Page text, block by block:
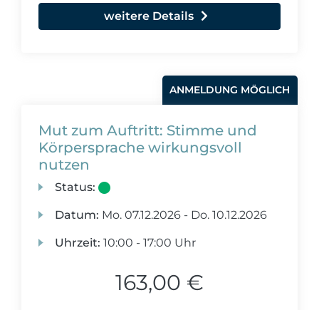
weitere Details
ANMELDUNG MÖGLICH
Mut zum Auftritt: Stimme und
Körpersprache wirkungsvoll
nutzen
Status:
Datum: Mo. 07.12.2026 - Do. 10.12.2026
Uhrzeit: 10:00 - 17:00 Uhr
163,00 €